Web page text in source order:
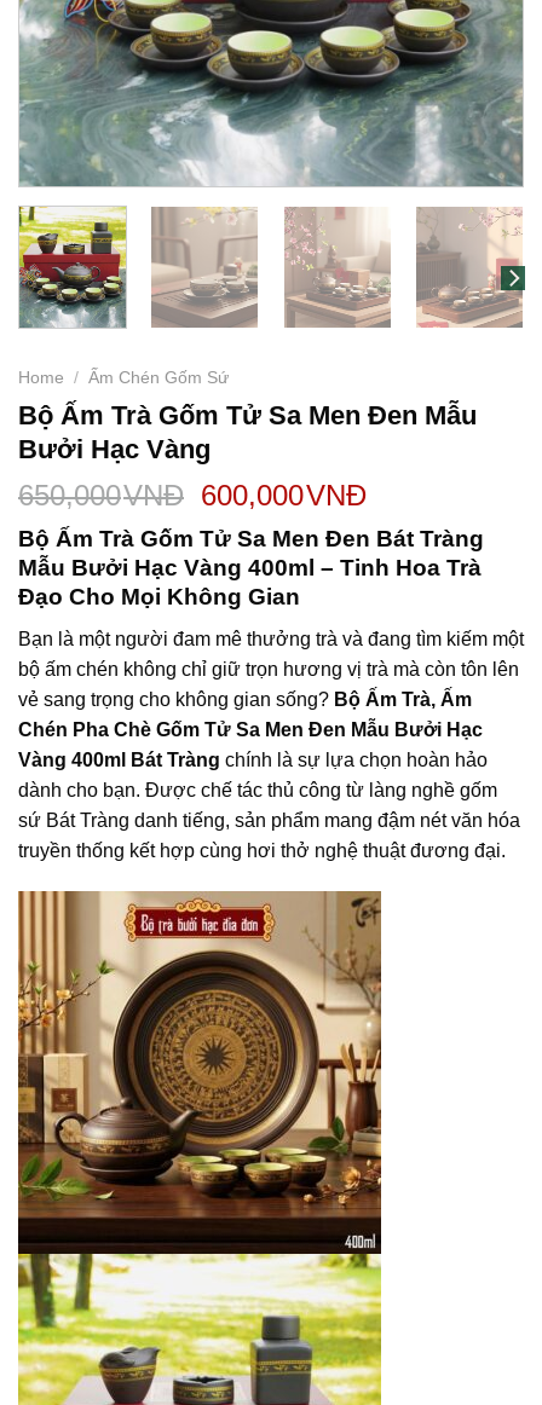
Home / Ấm Chén Gốm Sứ
Bộ Ấm Trà Gốm Tử Sa Men Đen Mẫu
Bưởi Hạc Vàng
650,000VNĐ 600,000VNĐ
Bộ Ấm Trà Gốm Tử Sa Men Đen Bát Tràng
Mẫu Bưởi Hạc Vàng 400ml – Tinh Hoa Trà
Đạo Cho Mọi Không Gian
Bạn là một người đam mê thưởng trà và đang tìm kiếm một
bộ ấm chén không chỉ giữ trọn hương vị trà mà còn tôn lên
vẻ sang trọng cho không gian sống? Bộ Ấm Trà, Ấm
Chén Pha Chè Gốm Tử Sa Men Đen Mẫu Bưởi Hạc
Vàng 400ml Bát Tràng chính là sự lựa chọn hoàn hảo
dành cho bạn. Được chế tác thủ công từ làng nghề gốm
sứ Bát Tràng danh tiếng, sản phẩm mang đậm nét văn hóa
truyền thống kết hợp cùng hơi thở nghệ thuật đương đại.